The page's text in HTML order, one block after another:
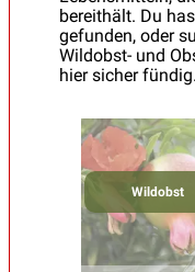
bereithält. Du
gefunden, oder
Wildobst- und
hier sicher fündig.
Wildobst